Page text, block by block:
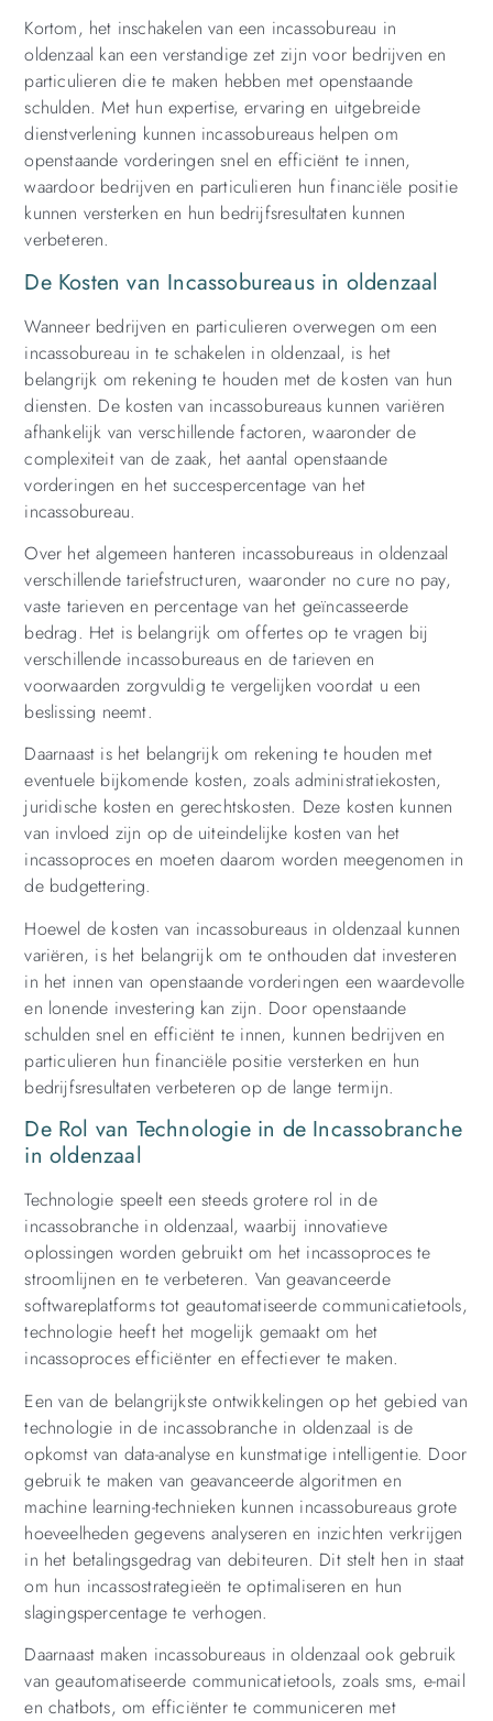
Kortom, het inschakelen van een incassobureau in
oldenzaal kan een verstandige zet zijn voor bedrijven en
particulieren die te maken hebben met openstaande
schulden. Met hun expertise, ervaring en uitgebreide
dienstverlening kunnen incassobureaus helpen om
openstaande vorderingen snel en efficiënt te innen,
waardoor bedrijven en particulieren hun financiële positie
kunnen versterken en hun bedrijfsresultaten kunnen
verbeteren.
De Kosten van Incassobureaus in oldenzaal
Wanneer bedrijven en particulieren overwegen om een
incassobureau in te schakelen in oldenzaal, is het
belangrijk om rekening te houden met de kosten van hun
diensten. De kosten van incassobureaus kunnen variëren
afhankelijk van verschillende factoren, waaronder de
complexiteit van de zaak, het aantal openstaande
vorderingen en het succespercentage van het
incassobureau.
Over het algemeen hanteren incassobureaus in oldenzaal
verschillende tariefstructuren, waaronder no cure no pay,
vaste tarieven en percentage van het geïncasseerde
bedrag. Het is belangrijk om offertes op te vragen bij
verschillende incassobureaus en de tarieven en
voorwaarden zorgvuldig te vergelijken voordat u een
beslissing neemt.
Daarnaast is het belangrijk om rekening te houden met
eventuele bijkomende kosten, zoals administratiekosten,
juridische kosten en gerechtskosten. Deze kosten kunnen
van invloed zijn op de uiteindelijke kosten van het
incassoproces en moeten daarom worden meegenomen in
de budgettering.
Hoewel de kosten van incassobureaus in oldenzaal kunnen
variëren, is het belangrijk om te onthouden dat investeren
in het innen van openstaande vorderingen een waardevolle
en lonende investering kan zijn. Door openstaande
schulden snel en efficiënt te innen, kunnen bedrijven en
particulieren hun financiële positie versterken en hun
bedrijfsresultaten verbeteren op de lange termijn.
De Rol van Technologie in de Incassobranche
in oldenzaal
Technologie speelt een steeds grotere rol in de
incassobranche in oldenzaal, waarbij innovatieve
oplossingen worden gebruikt om het incassoproces te
stroomlijnen en te verbeteren. Van geavanceerde
softwareplatforms tot geautomatiseerde communicatietools,
technologie heeft het mogelijk gemaakt om het
incassoproces efficiënter en effectiever te maken.
Een van de belangrijkste ontwikkelingen op het gebied van
technologie in de incassobranche in oldenzaal is de
opkomst van data-analyse en kunstmatige intelligentie. Door
gebruik te maken van geavanceerde algoritmen en
machine learning-technieken kunnen incassobureaus grote
hoeveelheden gegevens analyseren en inzichten verkrijgen
in het betalingsgedrag van debiteuren. Dit stelt hen in staat
om hun incassostrategieën te optimaliseren en hun
slagingspercentage te verhogen.
Daarnaast maken incassobureaus in oldenzaal ook gebruik
van geautomatiseerde communicatietools, zoals sms, e-mail
en chatbots, om efficiënter te communiceren met